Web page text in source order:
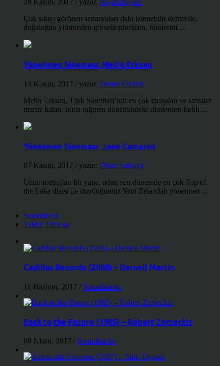
28 Kasım, 2017 / yazar:
İlayda Bıyıklı
Çok sıkıcı görünen senaryoları dahi izlenebilir derecede,
doğallığını yitirmeden görselleştirebilen, filmlerini ...
Yönetmen Sineması: Metin Erksan
14 Kasım, 2017 / yazar: Demet Öztürk
Metin Erksan, Türk Sineması’nın en çok tartışılan ve sansüre
maruz kalan, buna rağmen dönemindeki filmlerden farklı ...
Yönetmen Sineması: Jane Campion
07 Kasım, 2017 / yazar: Dilan Salkaya
Uzun metrajları bir yana, adını son dönemde en çok Top of
the Lake dizisi ile duyduğumuz Yeni Zelandalı yönetmen ...
Soundtrack
Yıldız Tablosu
Cadillac Records (2008) – Darnell Martin
11 Haziran, 2017 / Soundtracks
Back to the Future (1985) – Robert Zemeckis
08 Nisan, 2017 / Soundtracks